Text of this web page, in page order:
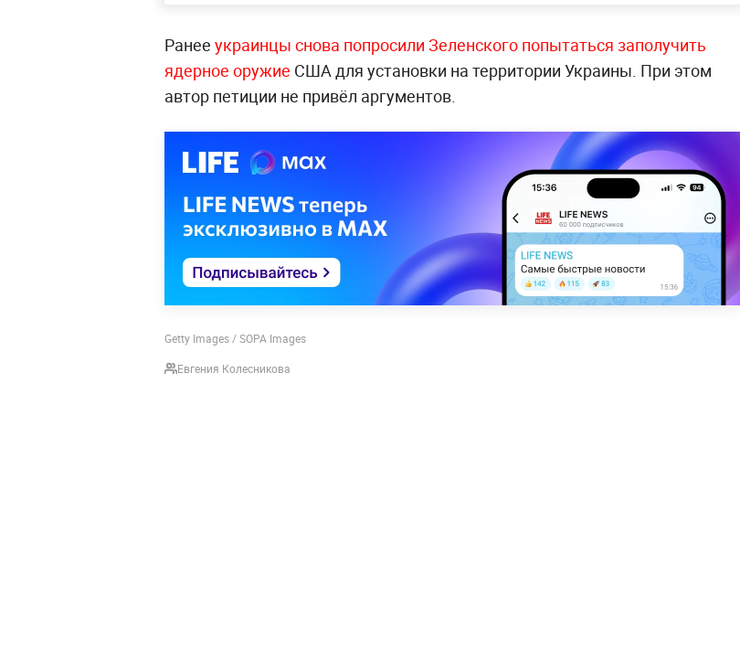
Ранее украинцы снова попросили Зеленского попытаться заполучить
ядерное оружие США для установки на территории Украины. При этом
автор петиции не привёл аргументов.
Getty Images / SOPA Images
Евгения Колесникова